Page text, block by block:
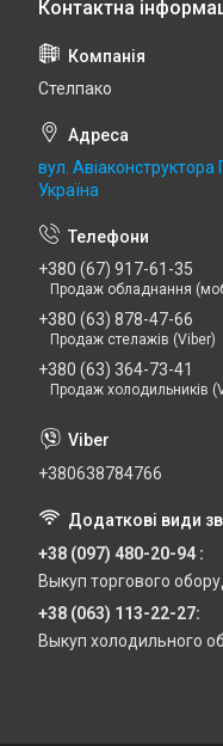
Стелпако
вул.
Україна
+380 (67) 917-61-35
Продаж обладнання
+380 (63) 878-47-66
Продаж стелажів (Viber)
+380 (63) 364-73-41
Продаж холодильників
+380638784766
+38 (097) 480-20-94
Выкуп торгового
+38 (063) 113-22-27
Выкуп холодильного